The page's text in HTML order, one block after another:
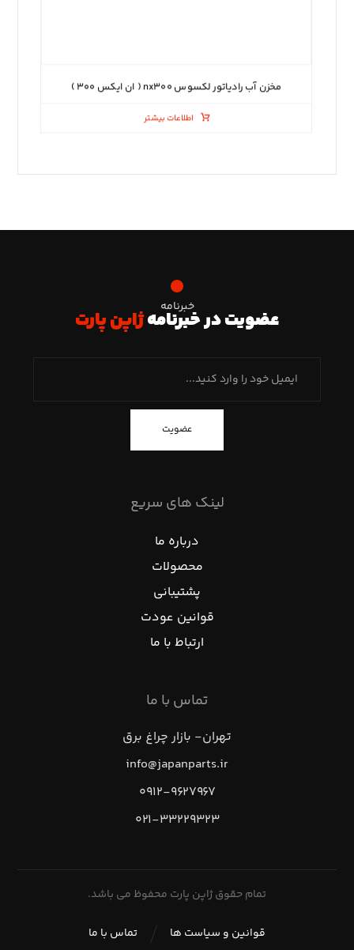
مخزن آب رادیاتور لکسوس nx۳۰۰ ( ان ایکس ۳۰۰ )
اطلاعات بیشتر
خبرنامه
عضویت در خبرنامهژاپن پارت
عضویت
لینک های سریع
درباره ما
محصولات
پشتیبانی
قوانین عودت
ارتباط با ما
تماس با ما
تهران- بازار چراغ برق
info@japanparts.ir
۰۹۱۲-۹۶۲۷۹۶۷
۰۲۱-۳۳۲۲۹۳۲۳
تمام حقوق ژاپن پارت محفوظ می باشد.
تماس با ما قوانین و سیاست ها